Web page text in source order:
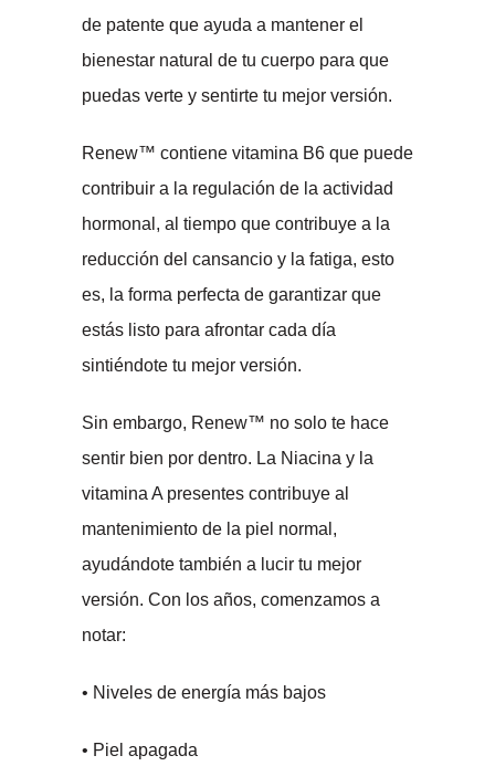
de patente que ayuda a mantener el
bienestar natural de tu cuerpo para que
puedas verte y sentirte tu mejor versión.
Renew™ contiene vitamina B6 que puede
contribuir a la regulación de la actividad
hormonal, al tiempo que contribuye a la
reducción del cansancio y la fatiga, esto
es, la forma perfecta de garantizar que
estás listo para afrontar cada día
sintiéndote tu mejor versión.
Sin embargo, Renew™ no solo te hace
sentir bien por dentro. La Niacina y la
vitamina A presentes contribuye al
mantenimiento de la piel normal,
ayudándote también a lucir tu mejor
versión. Con los años, comenzamos a
notar:
• Niveles de energía más bajos
• Piel apagada